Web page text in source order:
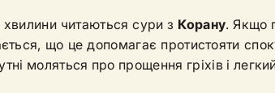
читаються сури з Корану. Якщо
що це допомагає протистояти
моляться про прощення гріхів і